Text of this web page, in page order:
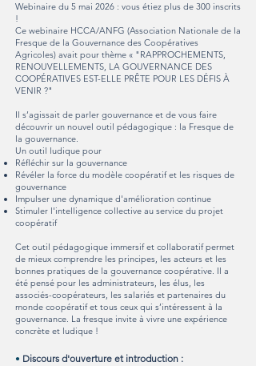
Webinaire du 5 mai 2026 : vous étiez plus de 300 inscrits
!
Ce webinaire HCCA/ANFG (Association Nationale de la
Fresque de la Gouvernance des Coopératives
Agricoles) avait pour thème « "RAPPROCHEMENTS,
RENOUVELLEMENTS, LA GOUVERNANCE DES
COOPÉRATIVES EST-ELLE PRÊTE POUR LES DÉFIS À
VENIR ?"
Il s’agissait de parler gouvernance et de vous faire
découvrir un nouvel outil pédagogique : la Fresque de
la gouvernance.
Un outil ludique pour
Réfléchir sur la gouvernance
Révéler la force du modèle coopératif et les risques de
gouvernance
Impulser une dynamique d'amélioration continue
Stimuler l'intelligence collective au service du projet
coopératif
Cet outil pédagogique immersif et collaboratif permet
de mieux comprendre les principes, les acteurs et les
bonnes pratiques de la gouvernance coopérative. Il a
été pensé pour les administrateurs, les élus, les
associés-coopérateurs, les salariés et partenaires du
monde coopératif et tous ceux qui s’intéressent à la
gouvernance. La fresque invite à vivre une expérience
concrète et ludique !
• Discours d'ouverture et introduction :